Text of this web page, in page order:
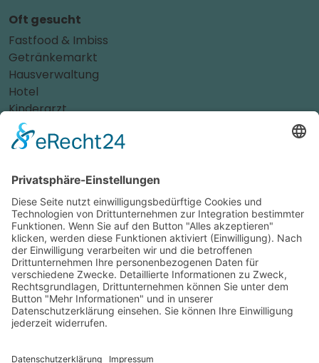
Oft gesucht
Fastfood & Imbiss
Getränkemarkt
Hausverwaltung
Hotel
Kinderarzt
Personalvermittler
Weitere Sportvereine
Zahnarzt
Tennis
Tankstelle
Tierbedarf
Parken
Für Ihr Unternehmen
Sichern Sie sich die Vorteile vondas ist nah! Mit uns
erreichen Sie neue Kunden und bleiben Ihren
Bestandskunden in guter Erinnerung.
Schon ab günstigen 29,- € im Monat.